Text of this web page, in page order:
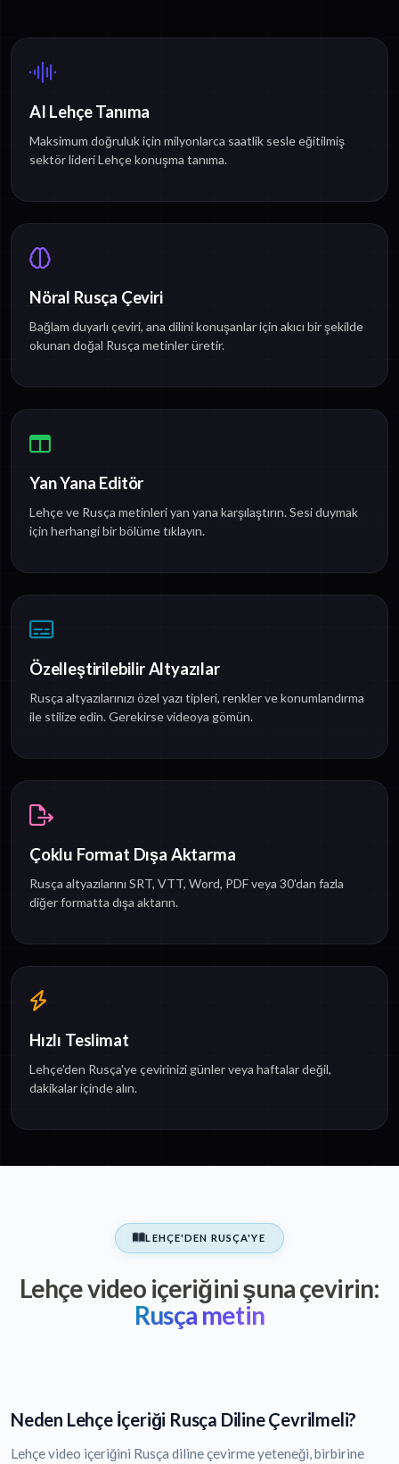
AI Lehçe Tanıma
Maksimum doğruluk için milyonlarca saatlik sesle eğitilmiş
sektör lideri Lehçe konuşma tanıma.
Nöral Rusça Çeviri
Bağlam duyarlı çeviri, ana dilini konuşanlar için akıcı bir şekilde
okunan doğal Rusça metinler üretir.
Yan Yana Editör
Lehçe ve Rusça metinleri yan yana karşılaştırın. Sesi duymak
için herhangi bir bölüme tıklayın.
Özelleştirilebilir Altyazılar
Rusça altyazılarınızı özel yazı tipleri, renkler ve konumlandırma
ile stilize edin. Gerekirse videoya gömün.
Çoklu Format Dışa Aktarma
Rusça altyazılarını SRT, VTT, Word, PDF veya 30'dan fazla
diğer formatta dışa aktarın.
Hızlı Teslimat
Lehçe'den Rusça'ye çevirinizi günler veya haftalar değil,
dakikalar içinde alın.
LEHÇE'DEN RUSÇA'YE
Lehçe video içeriğini şuna çevirin:
Rusça metin
Neden Lehçe İçeriği Rusça Diline Çevrilmeli?
Lehçe video içeriğini Rusça diline çevirme yeteneği, birbirine